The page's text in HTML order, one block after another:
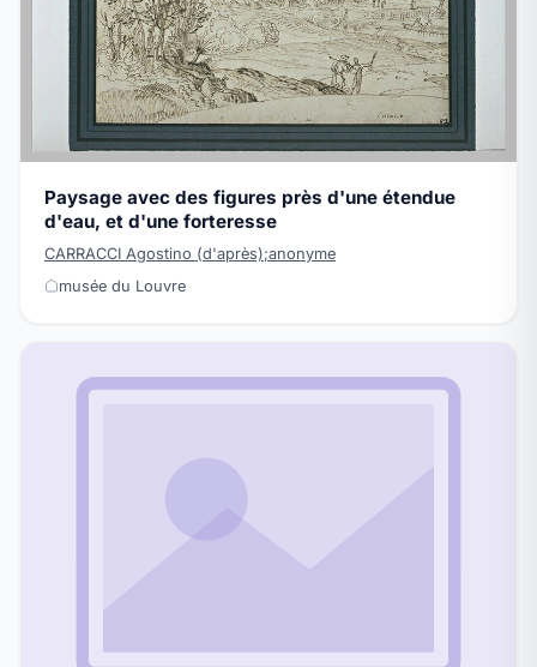
Paysage avec des figures près d'une étendue
d'eau, et d'une forteresse
CARRACCI Agostino (d'après);anonyme
musée du Louvre